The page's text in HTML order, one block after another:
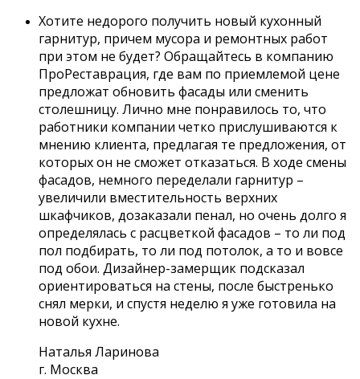
Хотите недорого получить новый кухонный
гарнитур, причем мусора и ремонтных работ
при этом не будет? Обращайтесь в компанию
ПроРеставрация, где вам по приемлемой цене
предложат обновить фасады или сменить
столешницу. Лично мне понравилось то, что
работники компании четко прислушиваются к
мнению клиента, предлагая те предложения, от
которых он не сможет отказаться. В ходе смены
фасадов, немного переделали гарнитур –
увеличили вместительность верхних
шкафчиков, дозаказали пенал, но очень долго я
определялась с расцветкой фасадов – то ли под
пол подбирать, то ли под потолок, а то и вовсе
под обои. Дизайнер-замерщик подсказал
ориентироваться на стены, после быстренько
снял мерки, и спустя неделю я уже готовила на
новой кухне.
Наталья Ларинова
г. Москва